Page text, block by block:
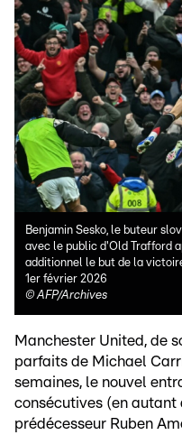
Benjamin Sesko, le buteur
avec le public d'Old Trafford
additionnel le but de la
1er février 2026
©AFP/Archives
Manchester United, de
parfaits de Michael
semaines, le nouvel
consécutives (en autant
prédécesseur Ruben